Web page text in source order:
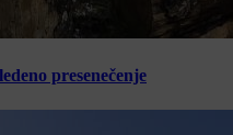
presenečenje